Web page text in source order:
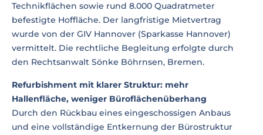
Technikflächen sowie rund 8.000 Quadratmeter
befestigte Hoffläche. Der langfristige Mietvertrag
wurde von der GIV Hannover (Sparkasse Hannover)
vermittelt. Die rechtliche Begleitung erfolgte durch
den Rechtsanwalt Sönke Böhrnsen, Bremen.
Refurbishment mit klarer Struktur: mehr
Hallenfläche, weniger Büroflächenüberhang
Durch den Rückbau eines eingeschossigen Anbaus
und eine vollständige Entkernung der Bürostruktur